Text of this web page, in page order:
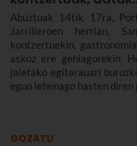
Abuztuak 14tik 17ra,
Jarrilleroen herrian,
kontzertuekin,
askoz ere gehiagorekin.
jaietako egitarauari
egun lehenago hasten
GOZATU